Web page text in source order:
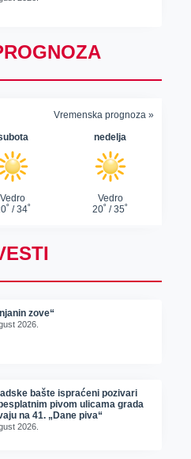
zove“
2026.
bašte ispraćeni pozivari
pivom ulicama grada
na 41. „Dane piva“
2026.